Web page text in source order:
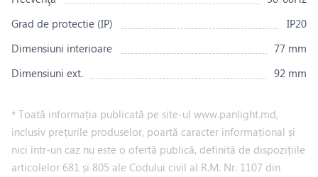
Grad de protectie (IP)
IP20
Dimensiuni interioare
77 mm
Dimensiuni ext.
92 mm
* Toată informația publicată pe site-ul www.panlight.md,
inclusiv prețurile produselor, poartă caracter informațional și
nici într-un caz nu este o ofertă publică, definită de dispozițiile
articolelor 681 și 805 ale Codului civil al R.M. Nr. 1107 din